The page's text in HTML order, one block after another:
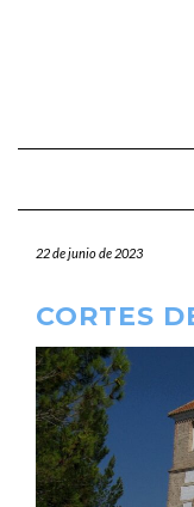
22 de junio de 2023
CORTES